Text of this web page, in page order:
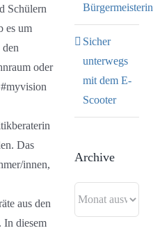
Schülern
es um
oder
Das
innen,
aus den
diesem
Bürgermeisterin
Sicher
unterwegs
mit dem E-
Scooter
Archive